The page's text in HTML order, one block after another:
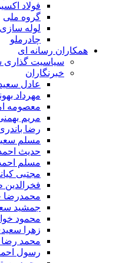
فولاد
گروه ملی
لوله سازی
چادرملو
همکاران رسانه ای
سیاسیت گذاری
خبرنگاران
عادل
مهرداد
معصومه
مریم
رضا
مسلم
حدیث
مسلم
مجتبی
فخرالدین
محمدرضا
جمشید
محمود
زهرا
محمد رضا
رسول